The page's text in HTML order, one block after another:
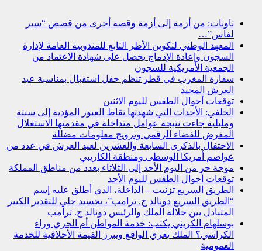
تاونات: من أزمة إلى أزمة وقصة أخرى من قصص “سير
لفاس”…
المعهد الوطني لتكوين الأطر التابع للمندوبية العامة لإدارة
السجون وإعادة الإدماج يحصل على شهادة الاعتماد من
الجمعية الأمريكية للسجون
سفارة المغرب في قطر تنظم حفل استقبال بمناسبة عيد
العرش المجيد
توقعات أحوال الطقس لليوم الاثنين
الخلفي: الأحداث التي شهدتها نقاط العبور المؤدية إلى سبتة
ومليلية جاءت نتيجة عوامل متداخلة في مقدمتها الاستغلال
المغرض للفضاء الرقمي وترويج معلومات مضللة
الاحتفال بالذكرى السابعة والعشرين لعيد العرش في عدد من
عواصم أمريكا الوسطى ومنطقة الكاريبي
موجة حر من اليوم الأحد إلى الثلاثاء بعدد من مناطق المملكة
توقعات أحوال الطقس لليوم الأحد
الطريق السريع تزنيت – الداخلة، الذي أطلق عليه إسم
“الطريق السريع دونالد ج. ترامب”، تجسيد جلي للتقدير الكبير
المتبادل بين جلالة الملك والرئيس دونالد ج. ترامب
بوسلهام الكريني يكتب: خدمة المواطن أم الجري وراء
الكراسي؟ الملك يعري الواقع ويبرز القيمة الأخلاقية للخدمة
العمومية